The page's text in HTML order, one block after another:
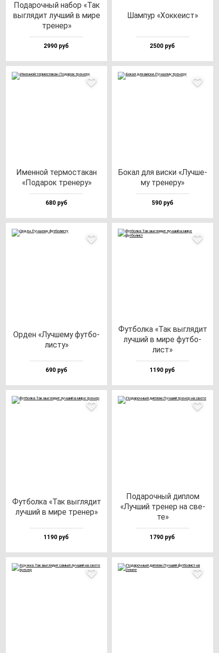
Пода­роч­ный на­бор «Так
выг­ля­дит луч­ший в ми­ре
тре­нер»
2990 руб
Шам­пур «Хок­ке­ист»
2500 руб
Имен­ной тер­мос­та­кан
«Пода­рок тре­не­ру»
680 руб
Бокал для вис­ки «Луч­ше­
му тре­не­ру»
590 руб
Орден «Луч­ше­му фут­бо­
лис­ту»
690 руб
Фут­бол­ка «Так выг­ля­дит
луч­ший в ми­ре фут­бо­
лист»
1190 руб
Фут­бол­ка «Так выг­ля­дит
луч­ший в ми­ре тре­нер»
1190 руб
Пода­роч­ный дип­лом
«Луч­ший тре­нер на све­
те»
1790 руб